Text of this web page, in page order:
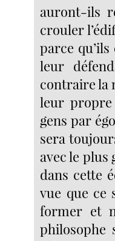
auront-ils
crouler
parce
leur
contraire la
leur propre
gens par
sera
avec le plus
dans cette
vue que ce
former et
philosophe